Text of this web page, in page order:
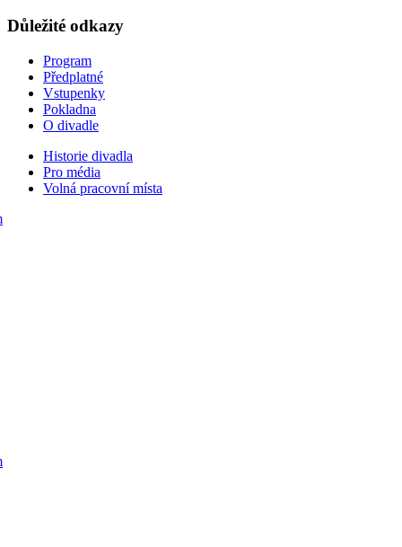
Důležité odkazy
Program
Předplatné
Vstupenky
Pokladna
O divadle
Historie divadla
Pro média
Volná pracovní místa